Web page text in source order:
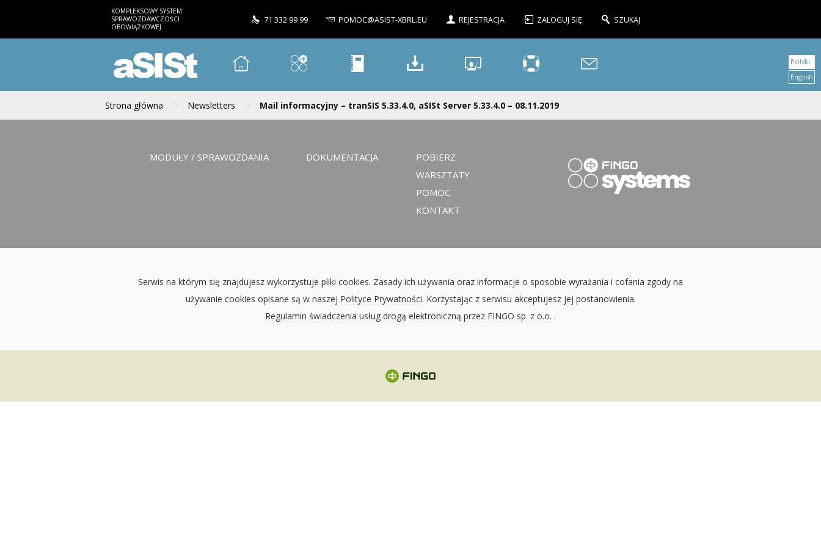
KOMPLEKSOWY SYSTEM
SPRAWOZDAWCZOŚCI
OBOWIĄZKOWEJ
71 332 99 99 POMOC@ASIST-XBRL.EU REJESTRACJA ZALOGUJ SIĘ SZUKAJ
aSISt
Strona główna > Newsletters > Mail informacyjny – tranSIS 5.33.4.0, aSISt Server 5.33.4.0 – 08.11.2019
Polski
English
MODUŁY / SPRAWOZDANIA DOKUMENTACJA
POBIERZ
WARSZTATY
POMOC
KONTAKT
Serwis na którym się znajdujesz wykorzystuje pliki cookies. Zasady ich używania oraz informacje o sposobie wyrażania i cofania zgody na
używanie cookies opisane są w naszej Polityce Prywatności. Korzystając z serwisu akceptujesz jej postanowienia.
Regulamin świadczenia usług drogą elektroniczną przez FINGO sp. z o.o. .